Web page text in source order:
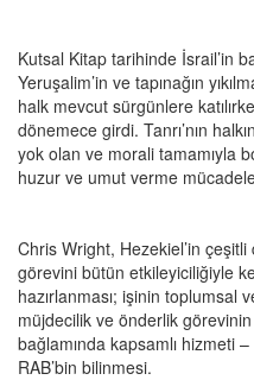
Kutsal Kitap tarihinde İsrail’in
Yeruşalim’in ve tapınağın
halk mevcut sürgünlere
dönemece girdi. Tanrı’nın
yok olan ve morali tamamıyla
huzur ve umut verme
Chris Wright, Hezekiel’in
görevini bütün etkileyiciliğiyle
hazırlanması; işinin toplumsal
müjdecilik ve önderlik
bağlamında kapsamlı hizmeti
RAB’bin bilinmesi.